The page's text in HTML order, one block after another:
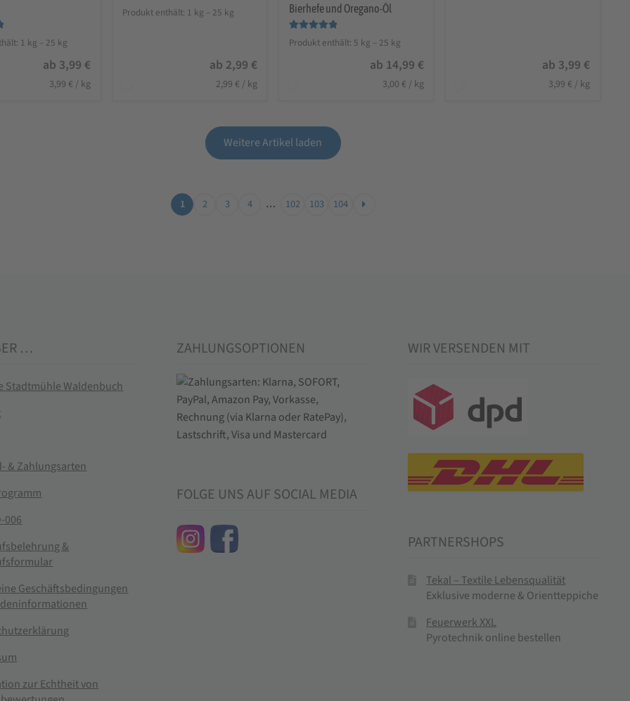
1 kg – 25 kg
ab 3,99 €
3,99 € / kg
Bewertet mit
Produkt enthält: 1 kg – 25 kg
ab 2,99 €
2,99 € / kg
Bierhefe und Oregano-Öl
Bewertet mit
Produkt enthält: 5 kg – 25 kg
ab 14,99 €
3,00 € / kg
ab 3,99€
3,99 € / kg
Weitere Artikel laden
1 2 3 4 … 102 103 104
…
Stadtmühle Waldenbuch
& Zahlungsarten
006
&
Geschäftsbedingungen
zur Echtheit von
ZAHLUNGSOPTIONEN
FOLGE UNS AUF SOCIAL MEDIA
WIR VERSENDEN MIT
PARTNERSHOPS
Tekal – Textile Lebensqualität
Exklusive moderne & Orientteppiche
Feuerwerk XXL
Pyrotechnik online bestellen